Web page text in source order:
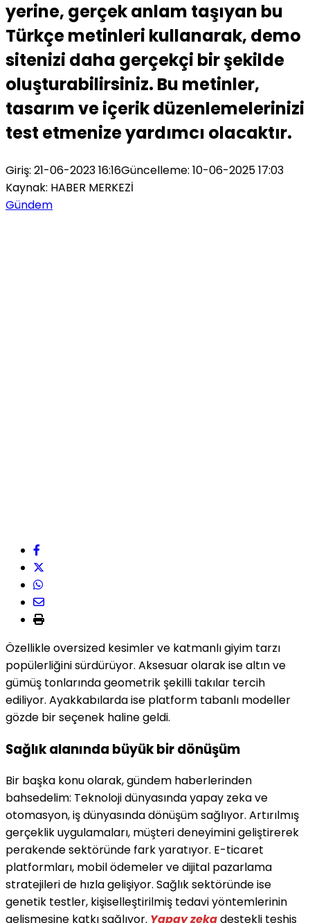
yerine, gerçek anlam taşıyan bu
Türkçe metinleri kullanarak, demo
sitenizi daha gerçekçi bir şekilde
oluşturabilirsiniz. Bu metinler,
tasarım ve içerik düzenlemelerinizi
test etmenize yardımcı olacaktır.
Giriş: 21-06-2023 16:16Güncelleme: 10-06-2025 17:03
Kaynak: HABER MERKEZİ
Gündem
Özellikle oversized kesimler ve katmanlı giyim tarzı
popülerliğini sürdürüyor. Aksesuar olarak ise altın ve
gümüş tonlarında geometrik şekilli takılar tercih
ediliyor. Ayakkabılarda ise platform tabanlı modeller
gözde bir seçenek haline geldi.
Sağlık alanında büyük bir dönüşüm
Bir başka konu olarak, gündem haberlerinden
bahsedelim: Teknoloji dünyasında yapay zeka ve
otomasyon, iş dünyasında dönüşüm sağlıyor. Artırılmış
gerçeklik uygulamaları, müşteri deneyimini geliştirerek
perakende sektöründe fark yaratıyor. E-ticaret
platformları, mobil ödemeler ve dijital pazarlama
stratejileri de hızla gelişiyor. Sağlık sektöründe ise
genetik testler, kişiselleştirilmiş tedavi yöntemlerinin
gelişmesine katkı sağlıyor. Yapay zekadestekli teşhis